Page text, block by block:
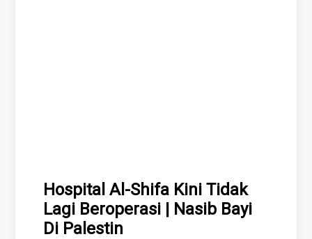
Hospital Al-Shifa Kini Tidak
Lagi Beroperasi | Nasib Bayi
Di Palestin